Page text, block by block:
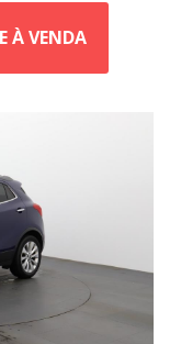
À VENDA